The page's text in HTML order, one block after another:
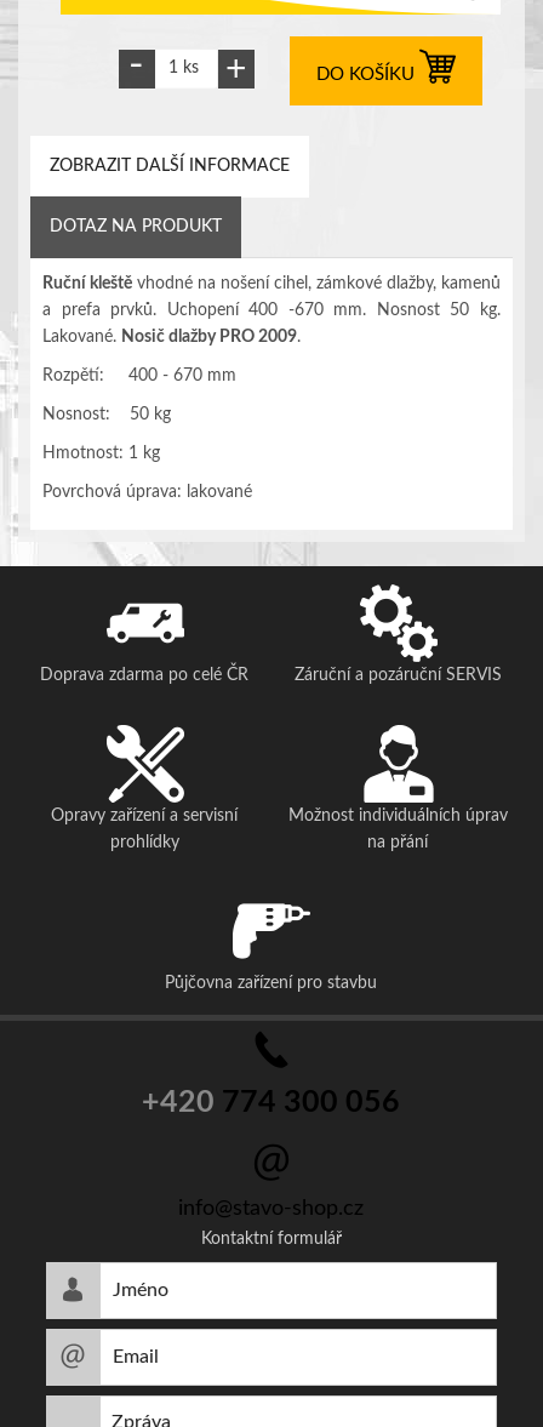
DO KOŠÍKU
ZOBRAZIT DALŠÍ INFORMACE
DOTAZ NA PRODUKT
Ruční kleště vhodné na nošení cihel, zámkové dlažby, kamenů
a prefa prvků. Uchopení 400 -670 mm. Nosnost 50 kg.
Lakované. Nosič dlažby PRO 2009.
Rozpětí: 400 - 670 mm
Nosnost: 50 kg
Hmotnost: 1 kg
Povrchová úprava: lakované
Doprava zdarma po celé ČR Záruční a pozáruční SERVIS
Opravy zařízení a servisní
prohlídky
Možnost individuálních úprav
na přání
Půjčovna zařízení pro stavbu
+420 774 300 056
info@stavo-shop.cz
Kontaktní formulář